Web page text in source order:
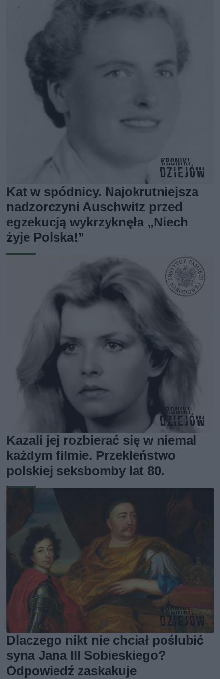
Kat w spódnicy. Najokrutniejsza
nadzorczyni Auschwitz przed
egzekucją wykrzyknęła „Niech
żyje Polska!”
Kazali jej rozbierać się w niemal
każdym filmie. Przekleństwo
polskiej seksbomby lat 80.
Dlaczego nikt nie chciał poślubić
syna Jana III Sobieskiego?
Odpowiedź zaskakuje